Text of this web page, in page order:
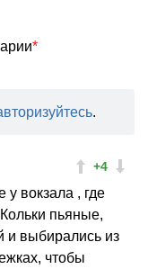
*
.
+4
у вокзала , где
пьяные,
и выбирались из
чтобы